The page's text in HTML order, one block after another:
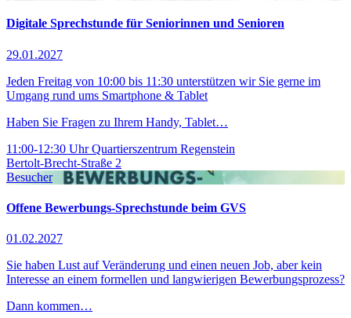
Digitale Sprechstunde für Seniorinnen und Senioren
29.01.2027
Jeden Freitag von 10:00 bis 11:30 unterstützen wir Sie gerne im
Umgang rund ums Smartphone & Tablet
Haben Sie Fragen zu Ihrem Handy, Tablet…
11:00-12:30 UhrQuartierszentrum Regenstein
Bertolt-Brecht-Straße 2
Besucher
Offene Bewerbungs-Sprechstunde beim GVS
01.02.2027
Sie haben Lust auf Veränderung und einen neuen Job, aber kein
Interesse an einem formellen und langwierigen Bewerbungsprozess?
Dann kommen…